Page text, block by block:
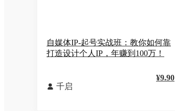
自媒体IP-起号实战班：教你如何靠
打造设计个人IP，年赚到100万！
 千启
¥9.90